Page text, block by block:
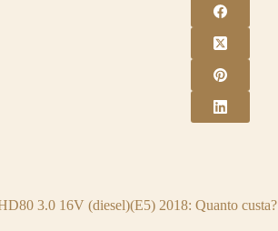
3.0 16V (diesel)(E5) 2018: Quanto custa?